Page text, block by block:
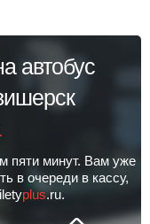
автобус
пяти минут. Вам уже
в очереди в кассу,
plus.ru.